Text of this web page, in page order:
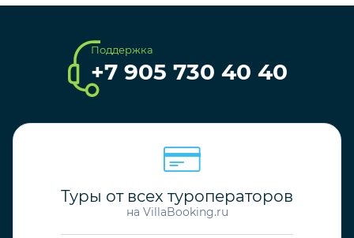
Поддержка
+7 905 730 40 40
Туры от всех туроператоров
на VillaBooking.ru